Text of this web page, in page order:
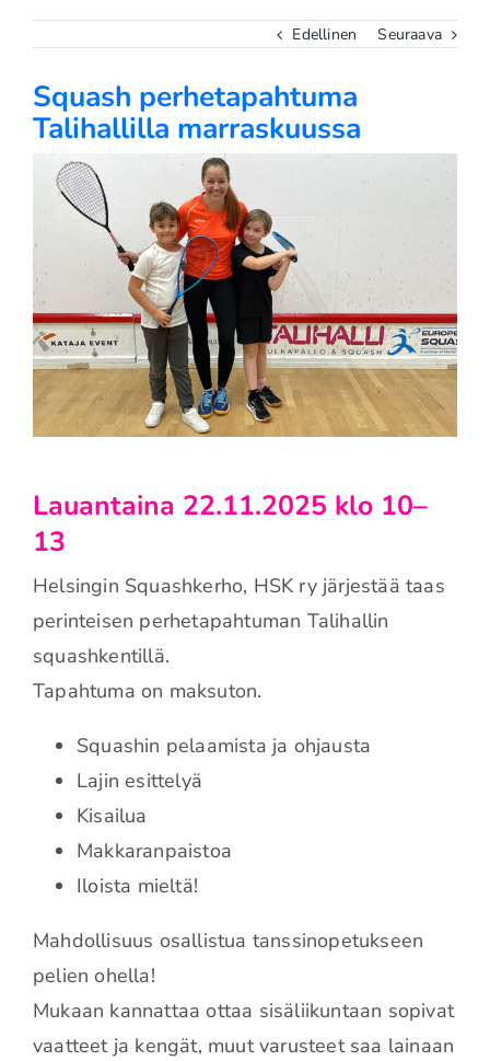
Edellinen Seuraava
Squash perhetapahtuma
Talihallilla marraskuussa
Katso
kuvaa
isompana
Lauantaina 22.11.2025 klo 10–
13
Helsingin Squashkerho, HSK ry järjestää taas
perinteisen perhetapahtuman Talihallin
squashkentillä.
Tapahtuma on maksuton.
Squashin pelaamista ja ohjausta
Lajin esittelyä
Kisailua
Makkaranpaistoa
Iloista mieltä!
Mahdollisuus osallistua tanssinopetukseen
pelien ohella!
Mukaan kannattaa ottaa sisäliikuntaan sopivat
vaatteet ja kengät, muut varusteet saa lainaan